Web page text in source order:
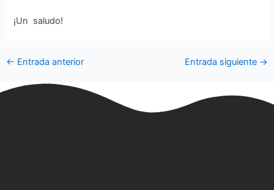
¡Un saludo!
← Entrada anterior Entrada siguiente →